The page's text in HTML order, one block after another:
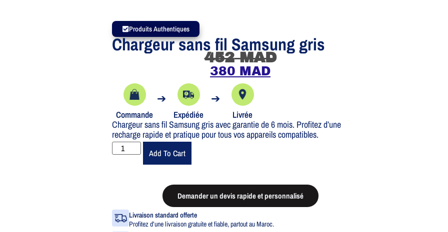
Produits Authentiques
Chargeur sans fil Samsung gris
452MAD
380 MAD
Commande
➔
Expédiée
➔
Livrée
Chargeur sans fil Samsung gris avec garantie de 6 mois. Profitez d’une
recharge rapide et pratique pour tous vos appareils compatibles.
Add To Cart
Demander un devis rapide et personnalisé
Livraison standard offerte
Profitez d’une livraison gratuite et fiable, partout au Maroc.